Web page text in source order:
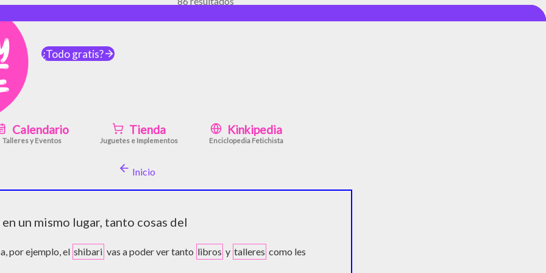
¿Todo gratis?
Calendario
Talleres y Eventos
Tienda
Juguetes e Implementos
Kinkipedia
Enciclopedia Fetichista
Inicio
un mismo lugar, tanto cosas del
por ejemplo, el shibari vas a poder ver tanto libros y talleres como les